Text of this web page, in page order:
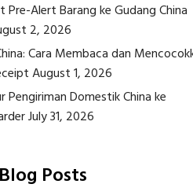
Pre-Alert Barang ke Gudang China
2, 2026
Cara Membaca dan
August 1, 2026
Pengiriman Domestik China ke
July 31, 2026
Posts